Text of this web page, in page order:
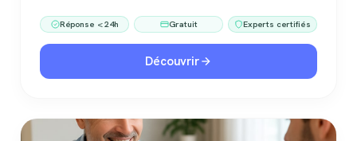
immobilier. Gratuit, sans engagement, 100 %
confiance.
Réponse < 24h Gratuit Experts certifiés
Découvrir